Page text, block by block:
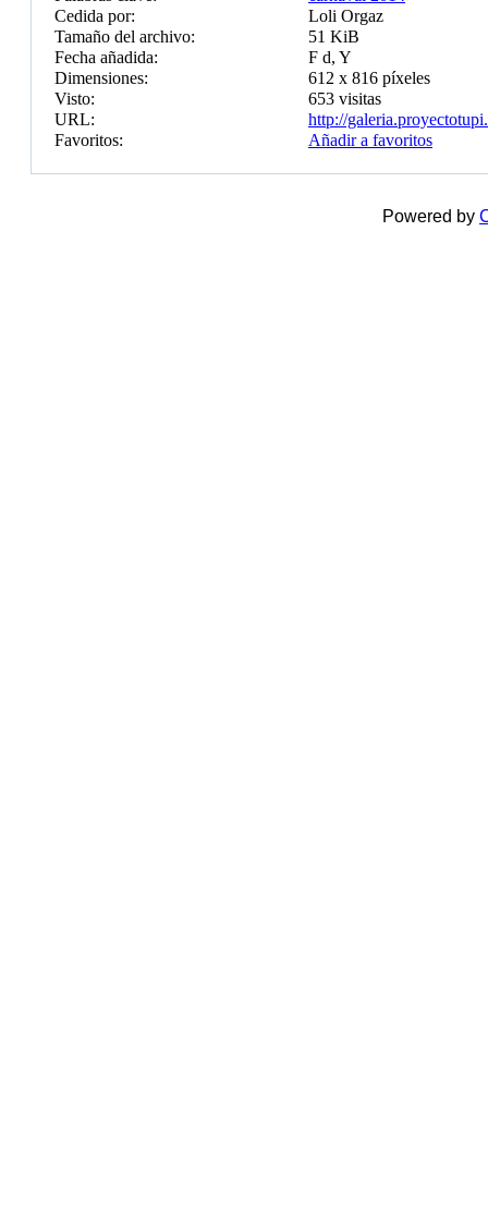
Cedida por:
Loli Orgaz
Tamaño del archivo:
51 KiB
Fecha añadida:
F d, Y
Dimensiones:
612 x 816 píxeles
Visto:
653 visitas
URL:
http://
Favoritos:
Añadir a favoritos
Powered by